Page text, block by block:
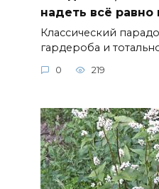
надеть всё равно
Классический
гардероба и
0 219